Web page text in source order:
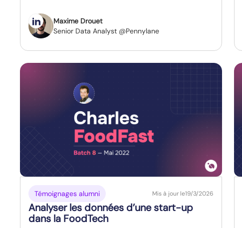
Maxime Drouet
Senior Data Analyst @Pennylane
Témoignages alumni Mis à jour le19/3/2026
Analyser les données d’une start-up
dans la FoodTech